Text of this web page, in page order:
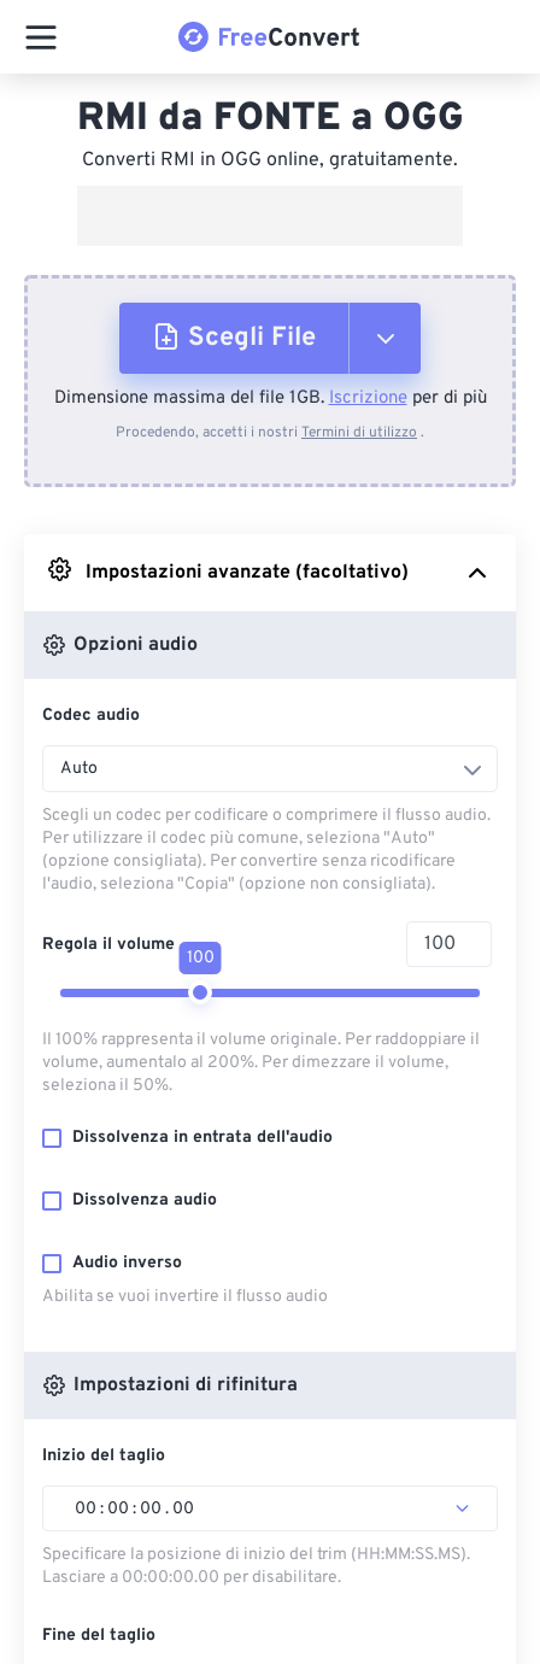
RMI da FONTE a OGG
Converti RMI in OGG online, gratuitamente.
Scegli File
Dal dispositivo
Da Google Drive
Dimensione massima del file 1GB.Iscrizioneper di più
Procedendo, accetti i nostri Termini di utilizzo .
Impostazioni avanzate (facoltativo)
Opzioni audio
Codec audio
Auto
Scegli un codec per codificare o comprimere il flusso audio.
Per utilizzare il codec più comune, seleziona "Auto"
(opzione consigliata). Per convertire senza ricodificare
l'audio, seleziona "Copia" (opzione non consigliata).
Regola il volume
100
Il 100% rappresenta il volume originale. Per raddoppiare il
volume, aumentalo al 200%. Per dimezzare il volume,
seleziona il 50%.
Dissolvenza in entrata dell'audio
Dissolvenza audio
Audio inverso
Abilita se vuoi invertire il flusso audio
Impostazioni di rifinitura
Inizio del taglio
00 : 00 : 00 . 00
Specificare la posizione di inizio del trim (HH:MM:SS.MS).
Lasciare a 00:00:00.00 per disabilitare.
Fine del taglio